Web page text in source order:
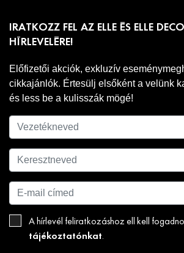
IRATKOZZ FEL AZ ELLE ÉS ELLE
HÍRLEVELÉRE!
Előfizetői akciók, exkluzív
cikkajánlók. Értesülj elsőként a velünk
és less be a kulisszák mögé!
A hírlevél feliratkozáshoz ell kell
tájékoztatónkat.